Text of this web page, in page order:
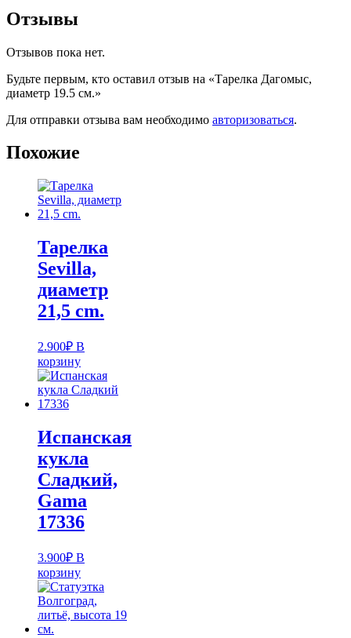
Отзывы
Отзывов пока нет.
Будьте первым, кто оставил отзыв на «Тарелка Дагомыс,
диаметр 19.5 см.»
Для отправки отзыва вам необходимо авторизоваться.
Похожие
Тарелка
Sevilla,
диаметр
21,5 cm.
2.900₽ В
корзину
Испанская
кукла
Cладкий,
Gama
17336
3.900₽ В
корзину